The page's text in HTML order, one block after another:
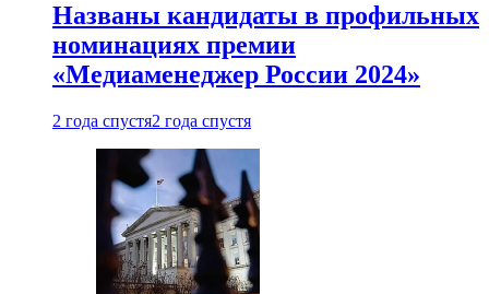
Названы кандидаты в профильных
номинациях премии
«Медиаменеджер России 2024»
2 года спустя2 года спустя